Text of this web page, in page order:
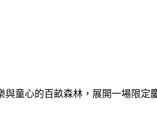
童心的百畝森林，展開一場限定